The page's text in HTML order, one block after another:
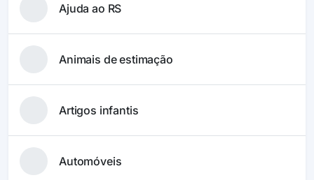
Ajuda ao RS
Animais de estimação
Artigos infantis
Automóveis